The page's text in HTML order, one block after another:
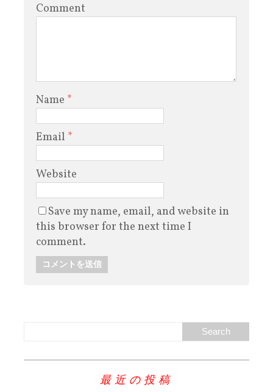
Comment
Name *
Email *
Website
Save my name, email, and website in
this browser for the next time I
comment.
最近の投稿